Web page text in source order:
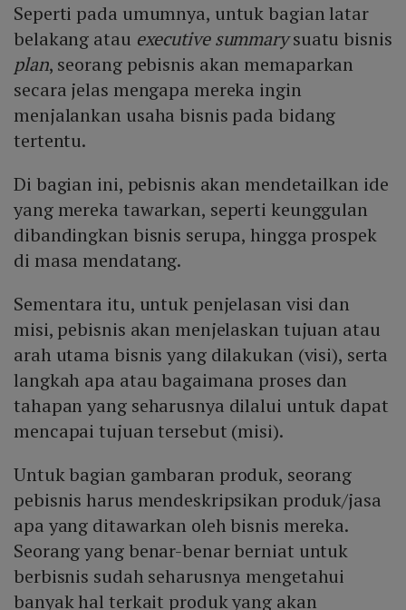
Seperti pada umumnya, untuk bagian latar
belakang atau executive summarysuatu bisnis
plan, seorang pebisnis akan memaparkan
secara jelas mengapa mereka ingin
menjalankan usaha bisnis pada bidang
tertentu.
Di bagian ini, pebisnis akan mendetailkan ide
yang mereka tawarkan, seperti keunggulan
dibandingkan bisnis serupa, hingga prospek
di masa mendatang.
Sementara itu, untuk penjelasan visi dan
misi, pebisnis akan menjelaskan tujuan atau
arah utama bisnis yang dilakukan (visi), serta
langkah apa atau bagaimana proses dan
tahapan yang seharusnya dilalui untuk dapat
mencapai tujuan tersebut (misi).
Untuk bagian gambaran produk, seorang
pebisnis harus mendeskripsikan produk/jasa
apa yang ditawarkan oleh bisnis mereka.
Seorang yang benar-benar berniat untuk
berbisnis sudah seharusnya mengetahui
banyak hal terkait produk yang akan